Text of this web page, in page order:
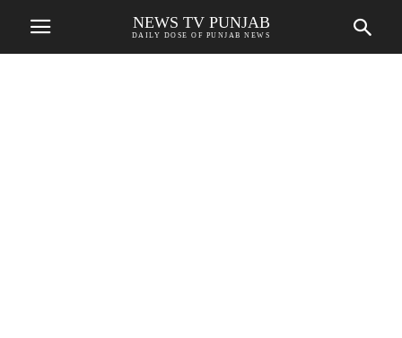
NEWS TV PUNJAB
DAILY DOSE OF PUNJAB NEWS